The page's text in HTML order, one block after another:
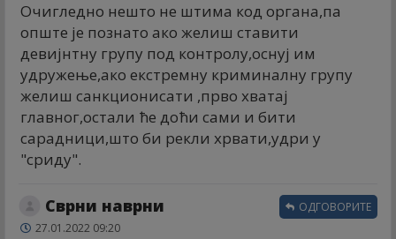
Очигледно нешто не штима код органа,па
опште је познато ако желиш ставити
девијнтну групу под контролу,оснуј им
удружење,ако екстремну криминалну групу
желиш санкционисати ,прво хватај
главног,остали ће доћи сами и бити
сарадници,што би рекли хрвати,удри у
"сриду".
Сврни наврни
27.01.2022 09:20
ОДГОВОРИТЕ